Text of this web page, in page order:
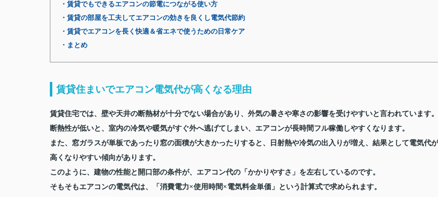
・賃貸でもできるエアコンの節電につながる使い方
・賃貸の部屋を工夫してエアコンの効きを良くし電気代節約
・賃貸でエアコンを長く快適＆省エネで使うための日常ケア
・まとめ
賃貸住まいでエアコン電気代が高くなる理由
賃貸住宅では、壁や天井の断熱材が十分でない場合があり、外気の暑さや寒さの影響を受けやすいと言われています。
断熱性が低いと、室内の冷気や暖気がすぐ外へ逃げてしまい、エアコンが長時間フル稼働しやすくなります。
また、窓ガラスが単板であったり窓の面積が大きかったりすると、日射熱や冷気の出入りが増え、結果として電気代が
高くなりやすい傾向があります。
このように、建物の性能と開口部の条件が、エアコン代の「かかりやすさ」を左右しているのです。
そもそもエアコンの電気代は、「消費電力×使用時間×電気料金単価」という計算式で求められます。